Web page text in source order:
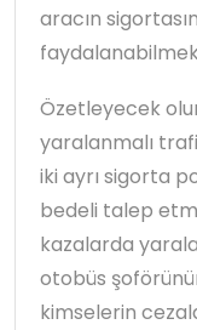
aracın
Özetleyecek
yaralanmalı
iki ayrı sigorta
bedeli talep
kazalarda
otobüs
kimselerin